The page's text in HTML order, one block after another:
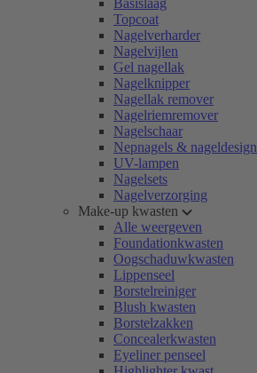
Basislaag
Topcoat
Nagelverharder
Nagelvijlen
Gel nagellak
Nagelknipper
Nagellak remover
Nagelriemremover
Nagelschaar
Nepnagels & nageldesign
UV-lampen
Nagelsets
Nagelverzorging
Make-up kwasten
Alle weergeven
Foundationkwasten
Oogschaduwkwasten
Lippenseel
Borstelreiniger
Blush kwasten
Borstelzakken
Concealerkwasten
Eyeliner penseel